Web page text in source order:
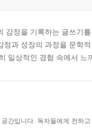
것
감정을 기록하는 글쓰기
정과 성장의 과정을 문학
일상적인 경험 속에서 느
간입니다. 독자들에게 전하